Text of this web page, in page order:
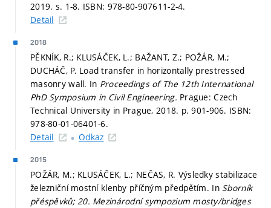
2019. s. 1-8. ISBN: 978-80-907611-2-4.
Detail
2018
PĚKNÍK, R.; KLUSÁČEK, L.; BAŽANT, Z.; POŽÁR, M.;
DUCHÁČ, P. Load transfer in horizontally prestressed
masonry wall. In Proceedings of The 12th International
PhD Symposium in Civil Engineering. Prague: Czech
Technical University in Prague, 2018. p. 901-906. ISBN:
978-80-01-06401-6.
Detail
Odkaz
2015
POŽÁR, M.; KLUSÁČEK, L.; NEČAS, R. Výsledky stabilizace
železniční mostní klenby příčným předpětím. In Sborník
přéspěvků; 20. Mezinárodní sympozium mosty/bridges